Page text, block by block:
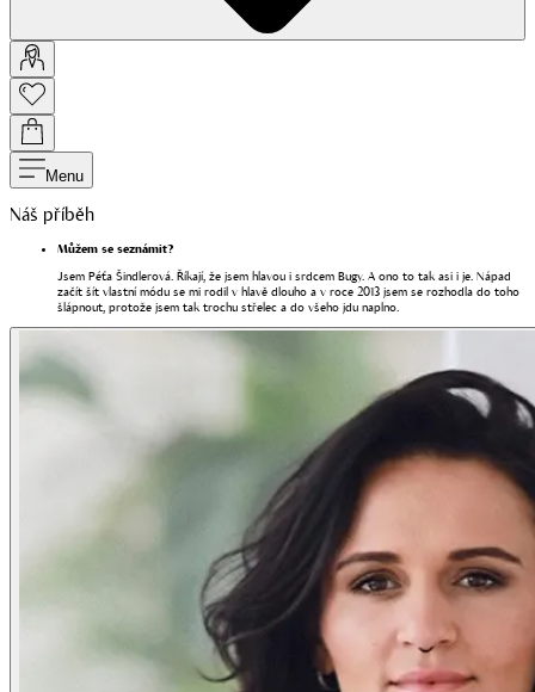
Menu
Náš příběh
Můžem se seznámit?
Jsem Péťa Šindlerová. Říkají, že jsem hlavou i srdcem Bugy. A ono to tak asi i je. Nápad
začít šít vlastní módu se mi rodil v hlavě dlouho a v roce 2013 jsem se rozhodla do toho
šlápnout, protože jsem tak trochu střelec a do všeho jdu naplno.